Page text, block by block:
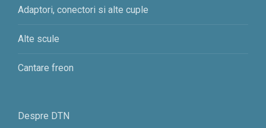
Adaptori, conectori si alte cuple
Alte scule
Cantare freon
Despre DTN